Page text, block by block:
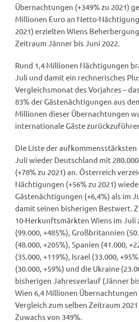
Übernachtungen (+349% zu 2021)
Millionen Euro an Netto-
2021) erzielten Wiens
Zeitraum Jänner bis Juni 2022.
Rund 1,4 Millionen Nächtigungen
Juli und damit ein rechnerisches
Vergleichsmonat des Vorjahres –
83% der Gästenächtigungen aus
Millionen dieser Übernachtungen
internationale Gäste
Die Liste der
Juli wieder Deutschland mit
(+78% zu 2021) an. Österreich
Nächtigungen (+56% zu 2021)
Gästenächtigungen (+6,4%) als im
damit seinen bisherigen Bestwert.
10-Herkunftsmärkten Wiens im Juli
(99.000, +485%), Großbritannien
(48.000, +205%), Spanien (41.000,
(35.000, +119%), Israel (33.000,
(30.000, +59%) und die Ukraine
bisherigen Jahresverlauf (Jänner
Wien 6,4 Millionen Übernachtungen
Vergleich zum selben Zeitraum
Zuwachs von 349%.